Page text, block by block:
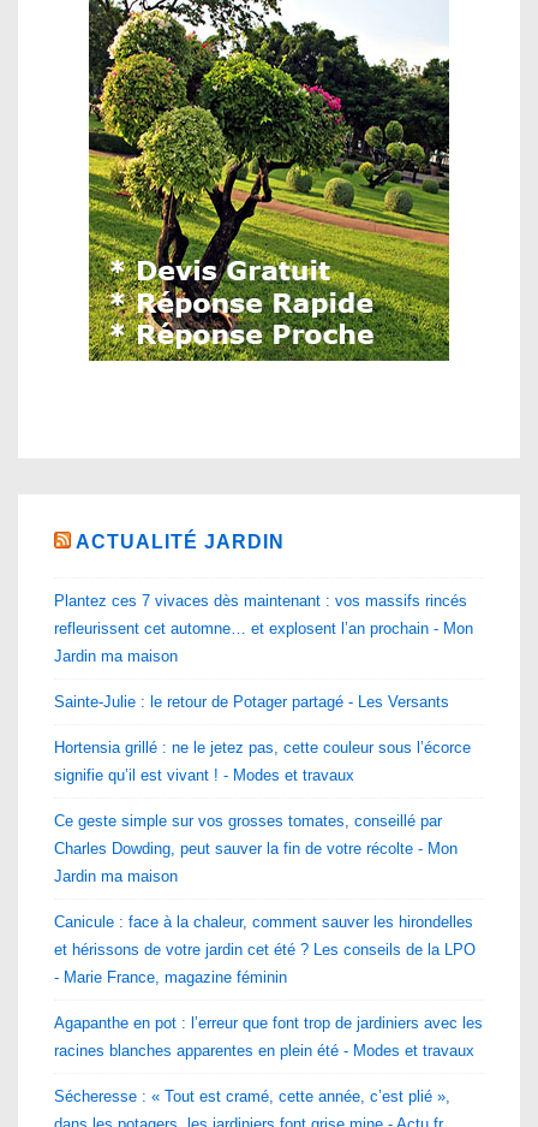
ACTUALITÉ JARDIN
Plantez ces 7 vivaces dès maintenant : vos massifs rincés
refleurissent cet automne… et explosent l’an prochain - Mon
Jardin ma maison
Sainte-Julie : le retour de Potager partagé - Les Versants
Hortensia grillé : ne le jetez pas, cette couleur sous l’écorce
signifie qu’il est vivant ! - Modes et travaux
Ce geste simple sur vos grosses tomates, conseillé par
Charles Dowding, peut sauver la fin de votre récolte - Mon
Jardin ma maison
Canicule : face à la chaleur, comment sauver les hirondelles
et hérissons de votre jardin cet été ? Les conseils de la LPO
- Marie France, magazine féminin
Agapanthe en pot : l’erreur que font trop de jardiniers avec les
racines blanches apparentes en plein été - Modes et travaux
Sécheresse : « Tout est cramé, cette année, c’est plié »,